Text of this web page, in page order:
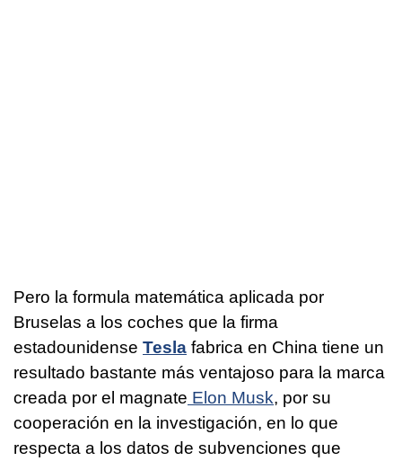
Pero la formula matemática aplicada por
Bruselas a los coches que la firma
estadounidense Tesla fabrica en China tiene un
resultado bastante más ventajoso para la marca
creada por el magnate Elon Musk, por su
cooperación en la investigación, en lo que
respecta a los datos de subvenciones que